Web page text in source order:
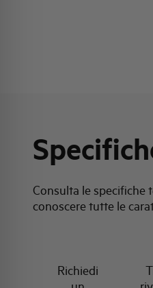
Consulta le specifiche
conoscere tutte le
Richiedi